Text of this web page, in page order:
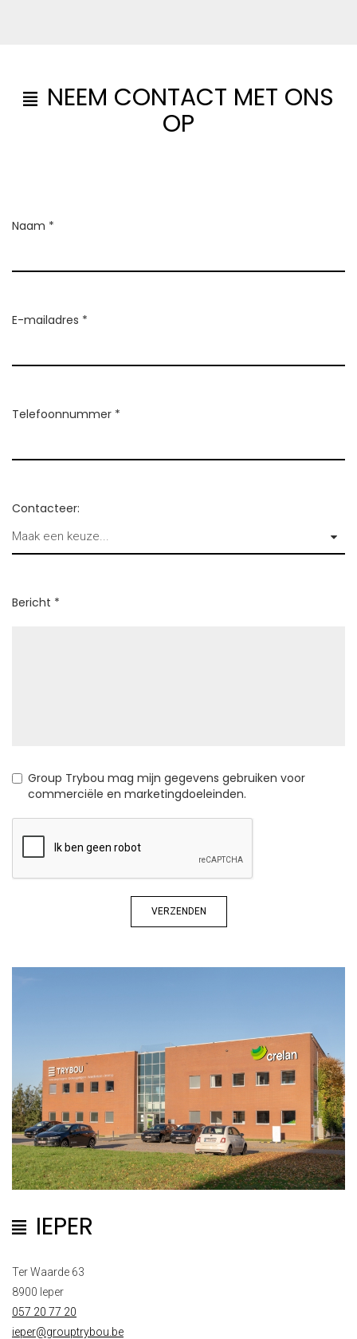
NEEM CONTACT MET ONS
OP
Naam *
E-mailadres *
Telefoonnummer *
Contacteer:
Bericht *
Group Trybou mag mijn gegevens gebruiken voor
commerciële en marketingdoeleinden.
VERZENDEN
IEPER
Ter Waarde 63
8900 Ieper
057 20 77 20
ieper@grouptrybou.be